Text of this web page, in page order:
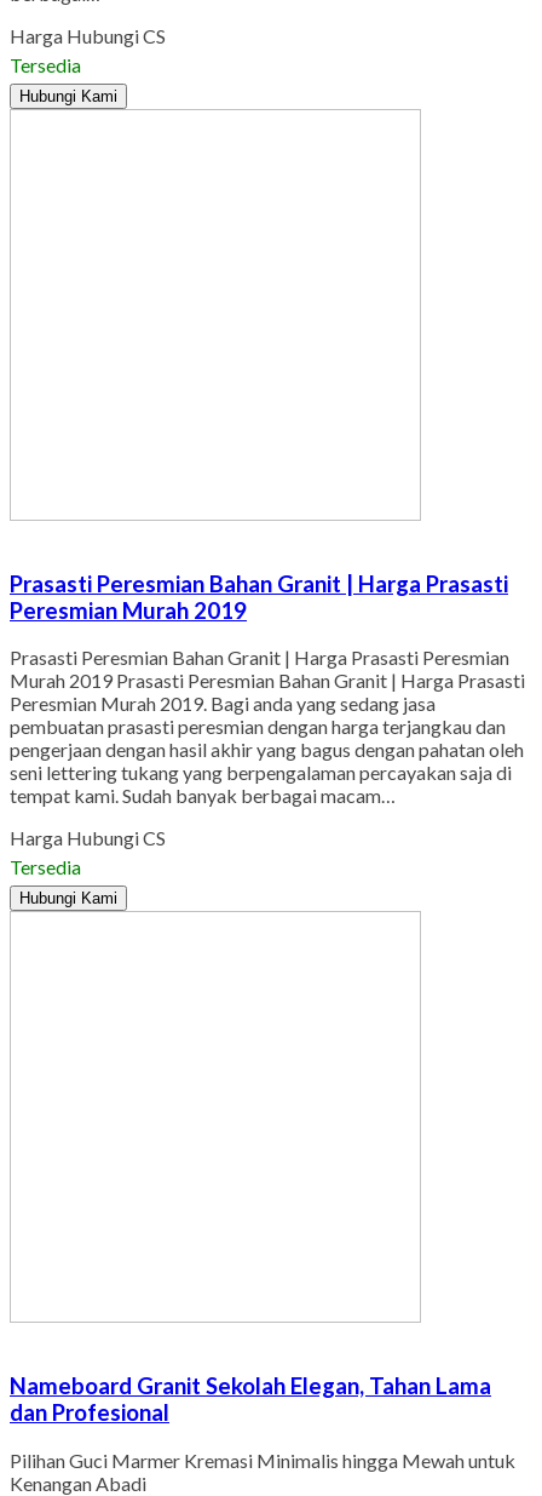
Harga Hubungi CS
Tersedia
Hubungi Kami
Prasasti Peresmian Bahan Granit | Harga Prasasti
Peresmian Murah 2019
Prasasti Peresmian Bahan Granit | Harga Prasasti Peresmian
Murah 2019 Prasasti Peresmian Bahan Granit | Harga Prasasti
Peresmian Murah 2019. Bagi anda yang sedang jasa
pembuatan prasasti peresmian dengan harga terjangkau dan
pengerjaan dengan hasil akhir yang bagus dengan pahatan oleh
seni lettering tukang yang berpengalaman percayakan saja di
tempat kami. Sudah banyak berbagai macam…
Harga Hubungi CS
Tersedia
Hubungi Kami
Nameboard Granit Sekolah Elegan, Tahan Lama
dan Profesional
Pilihan Guci Marmer Kremasi Minimalis hingga Mewah untuk
Kenangan Abadi